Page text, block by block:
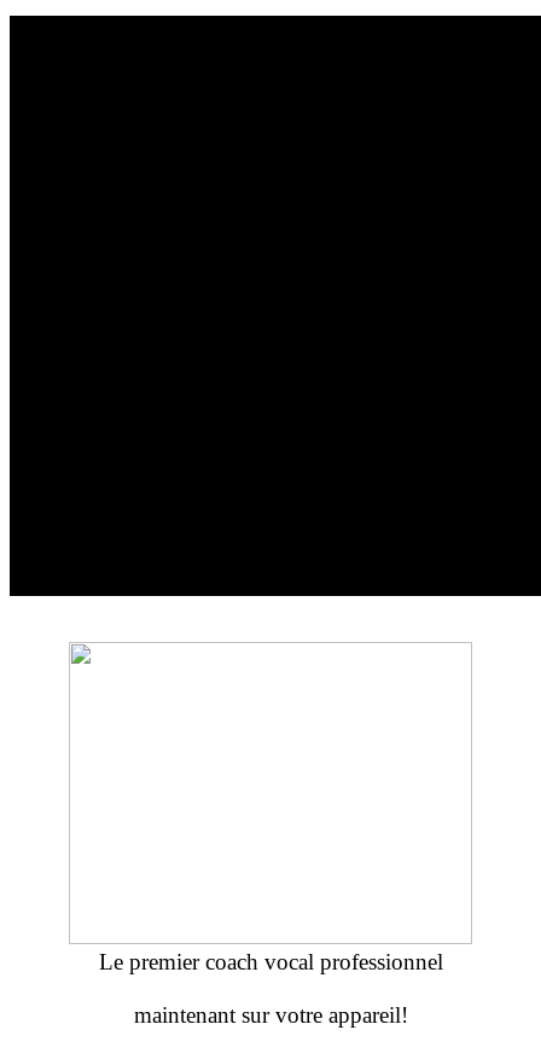
Le premier coach vocal professionnel
maintenant sur votre appareil!